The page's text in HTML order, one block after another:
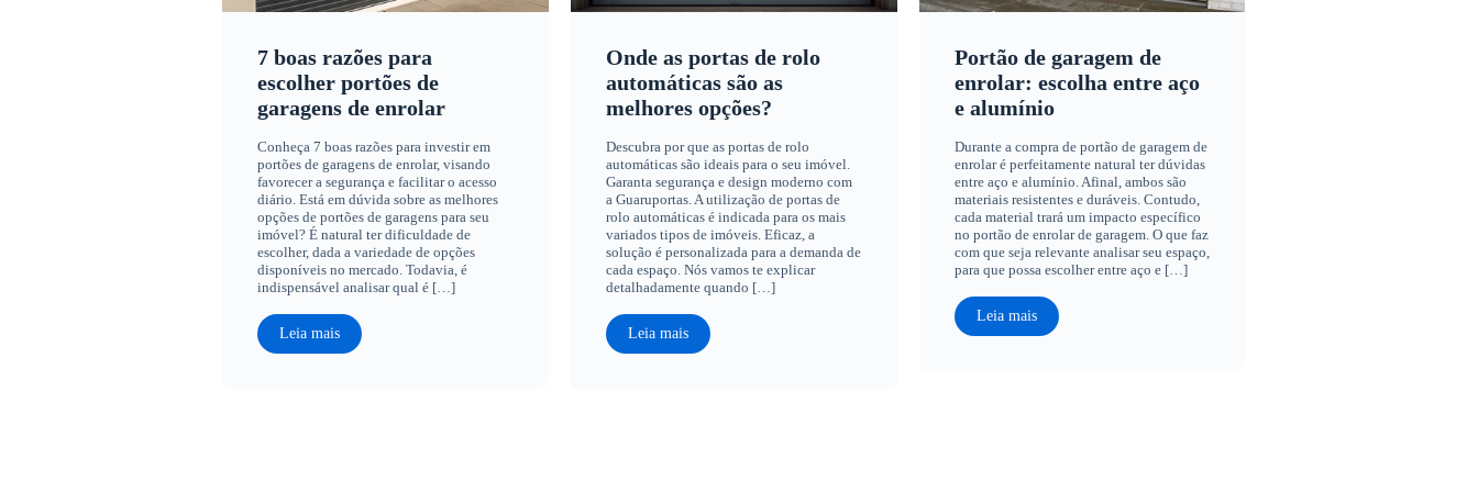
7 boas razões para
escolher portões de
garagens de enrolar
Conheça 7 boas razões para investir em
portões de garagens de enrolar, visando
favorecer a segurança e facilitar o acesso
diário. Está em dúvida sobre as melhores
opções de portões de garagens para seu
imóvel? É natural ter dificuldade de
escolher, dada a variedade de opções
disponíveis no mercado. Todavia, é
indispensável analisar qual é […]
Leia mais
Onde as portas de rolo
automáticas são as
melhores opções?
Descubra por que as portas de rolo
automáticas são ideais para o seu imóvel.
Garanta segurança e design moderno com
a Guaruportas. A utilização de portas de
rolo automáticas é indicada para os mais
variados tipos de imóveis. Eficaz, a
solução é personalizada para a demanda de
cada espaço. Nós vamos te explicar
detalhadamente quando […]
Leia mais
Portão de garagem de
enrolar: escolha entre aço
e alumínio
Durante a compra de portão de garagem de
enrolar é perfeitamente natural ter dúvidas
entre aço e alumínio. Afinal, ambos são
materiais resistentes e duráveis. Contudo,
cada material trará um impacto específico
no portão de enrolar de garagem. O que faz
com que seja relevante analisar seu espaço,
para que possa escolher entre aço e […]
Leia mais